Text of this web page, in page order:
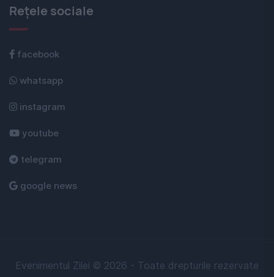
Rețele sociale
facebook
whatsapp
instagram
youtube
telegram
google news
Evenimentul Zilei © 2026 - Toate drepturile rezervate